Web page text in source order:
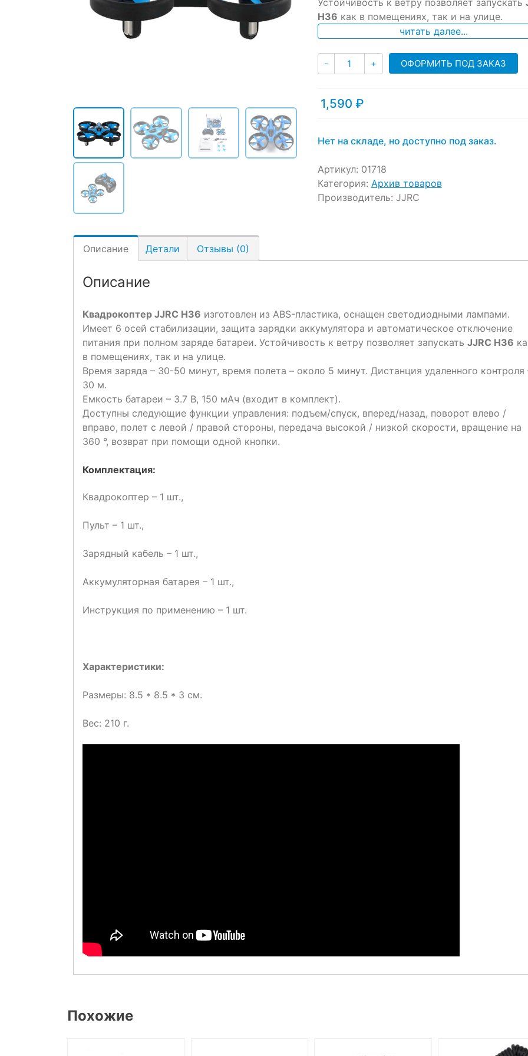
H36 как в помещениях, так и на улице.
читать далее...
- Количество
+ ОФОРМИТЬ ПОД ЗАКАЗ
1,590 ₽
Нет на складе, но доступно под заказ.
Артикул: 01718
Категория: Архив товаров
Производитель: JJRC
Описание Детали Отзывы (0)
Описание
Квадрокоптер JJRC H36 изготовлен из ABS-пластика, оснащен светодиодными лампами.
Имеет 6 осей стабилизации, защита зарядки аккумулятора и автоматическое отключение
питания при полном заряде батареи. Устойчивость к ветру позволяет запускать JJRC H36
в помещениях, так и на улице.
Время заряда – 30-50 минут, время полета – около 5 минут. Дистанция удаленного контроля
30 м.
Емкость батареи – 3.7 В, 150 мАч (входит в комплект).
Доступны следующие функции управления: подъем/спуск, вперед/назад, поворот влево /
вправо, полет с левой / правой стороны, передача высокой / низкой скорости, вращение на
360 °, возврат при помощи одной кнопки.
Комплектация:
Квадрокоптер – 1 шт.,
Пульт – 1 шт.,
Зарядный кабель – 1 шт.,
Аккумуляторная батарея – 1 шт.,
Инструкция по применению – 1 шт.
Характеристики:
Размеры: 8.5 * 8.5 * 3 см.
Вес: 210 г.
Похожие